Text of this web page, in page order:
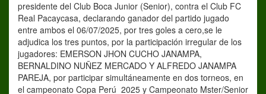
presidente del Club Boca Junior (Senior), contra el Club FC
Real Pacaycasa, declarando ganador del partido jugado
entre ambos el 06/07/2025, por tres goles a cero,se le
adjudica los tres puntos, por la participación irregular de los
jugadores: EMERSON JHON CUCHO JANAMPA,
BERNALDINO NUÑEZ MERCADO Y ALFREDO JANAMPA
PAREJA, por participar simultáneamente en dos torneos, en
el campeonato Copa Perú 2025 y Campeonato Mster/Senior